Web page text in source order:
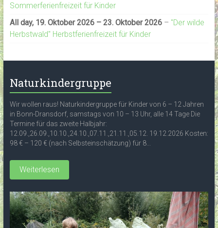
Sommerferienfreizeit für Kinder
All day, 19. Oktober 2026 – 23. Oktober 2026– "Der wilde
Herbstwald" Herbstferienfreizeit für Kinder
Naturkindergruppe
Wir wollen raus! Naturkindergruppe für Kinder von 6 – 12 Jahren
in Bonn-Dransdorf, samstags von 10 – 13 Uhr, alle 14 Tage Die
Termine für das zweite Halbjahr:
12.09.,26.09.,10.10.,24.10.,07.11.,21.11.,05.12. 19.12.2026 Kosten:
98 € – 120 € (nach Selbsteinschätzung) für 8...
Weiterlesen